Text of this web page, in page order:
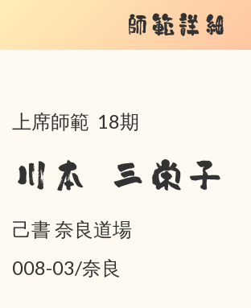
師範詳細
上席師範 18期
川本 三栄子
己書 奈良道場
008-03/奈良